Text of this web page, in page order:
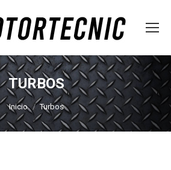
TURBOS
Estás aquí:
Inicio Turbos